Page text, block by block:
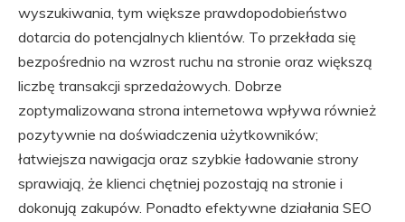
wyszukiwania, tym większe prawdopodobieństwo
dotarcia do potencjalnych klientów. To przekłada się
bezpośrednio na wzrost ruchu na stronie oraz większą
liczbę transakcji sprzedażowych. Dobrze
zoptymalizowana strona internetowa wpływa również
pozytywnie na doświadczenia użytkowników;
łatwiejsza nawigacja oraz szybkie ładowanie strony
sprawiają, że klienci chętniej pozostają na stronie i
dokonują zakupów. Ponadto efektywne działania SEO